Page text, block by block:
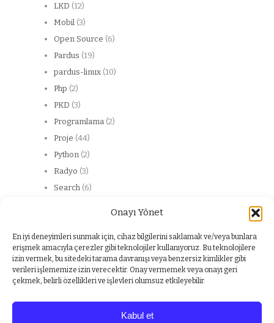
Onayı Yönet
En iyi deneyimleri sunmak için, cihaz bilgilerini saklamak ve/veya bunlara
erişmek amacıyla çerezler gibi teknolojiler kullanıyoruz. Bu teknolojilere
izin vermek, bu sitedeki tarama davranışı veya benzersiz kimlikler gibi
verileri işlememize izin verecektir. Onay vermemek veya onayı geri
çekmek, belirli özellikleri ve işlevleri olumsuz etkileyebilir.
Kabul et
LKD (12)
Mobil (3)
Open Source (6)
Pardus (19)
pardus-linux (10)
Php (2)
PKD (3)
Programlama (2)
Proje (44)
Python (2)
Radyo (3)
Search (6)
web service(2)
Windows(1)
Yabancı dil(1)